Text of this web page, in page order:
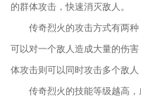
的群体攻击，快速消灭敌人。
传奇烈火的攻击方式有两
可以对一个敌人造成大量的伤
体攻击则可以同时攻击多个敌人
传奇烈火的技能等级越高